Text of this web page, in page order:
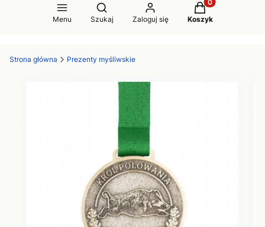
Menu
Otwórz wyszukiwarkę
Szukaj Zaloguj się
Produkty w
Koszyk
Strona główna Prezenty myśliwskie